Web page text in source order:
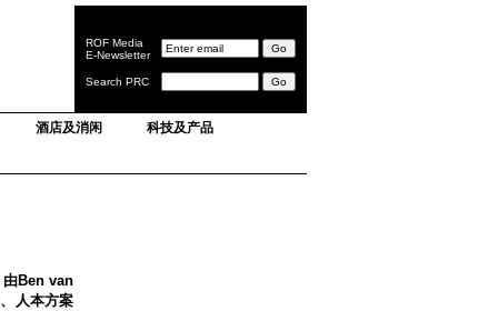
ROF Media
E-Newsletter
Search PRC
酒店及消闲
科技及产品
由Ben van
人本方案